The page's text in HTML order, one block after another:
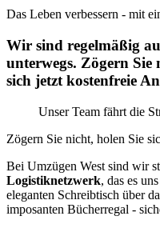
Das Leben verbessern - mit
Wir sind regelmäßig
unterwegs. Zögern Sie
sich jetzt kostenfreie
Unser Team fährt die
Zögern Sie nicht, holen Sie
Bei Umzügen West sind wir
Logistiknetzwerk, das es
eleganten Schreibtisch über
imposanten Bücherregal -